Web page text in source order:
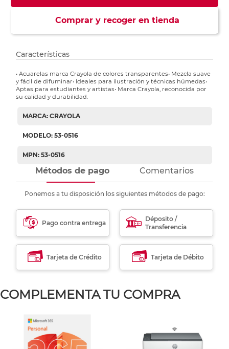
Comprar y recoger en tienda
Características
• Acuarelas marca Crayola de colores transparentes• Mezcla suave
y fácil de difuminar• Ideales para ilustración y técnicas húmedas•
Aptas para estudiantes y artistas• Marca Crayola, reconocida por
su calidad y durabilidad.
MARCA: CRAYOLA
MODELO: 53-0516
MPN: 53-0516
Métodos de pago Comentarios
Ponemos a tu disposición los siguientes métodos de pago:
Pago contra entrega
Déposito /
Transferencia
Tarjeta de Crédito Tarjeta de Débito
COMPLEMENTA TU COMPRA